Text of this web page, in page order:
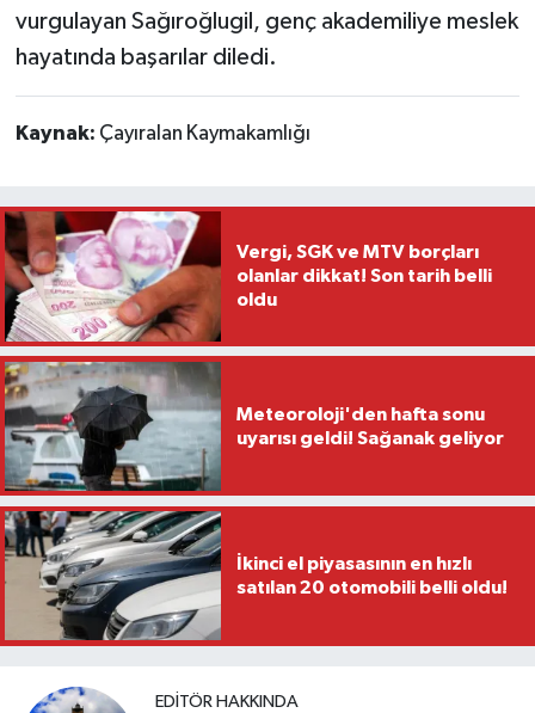
vurgulayan Sağıroğlugil, genç akademiliye meslek
hayatında başarılar diledi.
Kaynak: Çayıralan Kaymakamlığı
Vergi, SGK ve MTV borçları
olanlar dikkat! Son tarih belli
oldu
Meteoroloji'den hafta sonu
uyarısı geldi! Sağanak geliyor
İkinci el piyasasının en hızlı
satılan 20 otomobili belli oldu!
EDITÖR HAKKINDA